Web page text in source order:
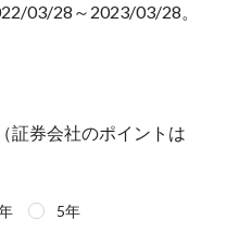
03/28～2023/03/28。
証券会社のポイントは
5年